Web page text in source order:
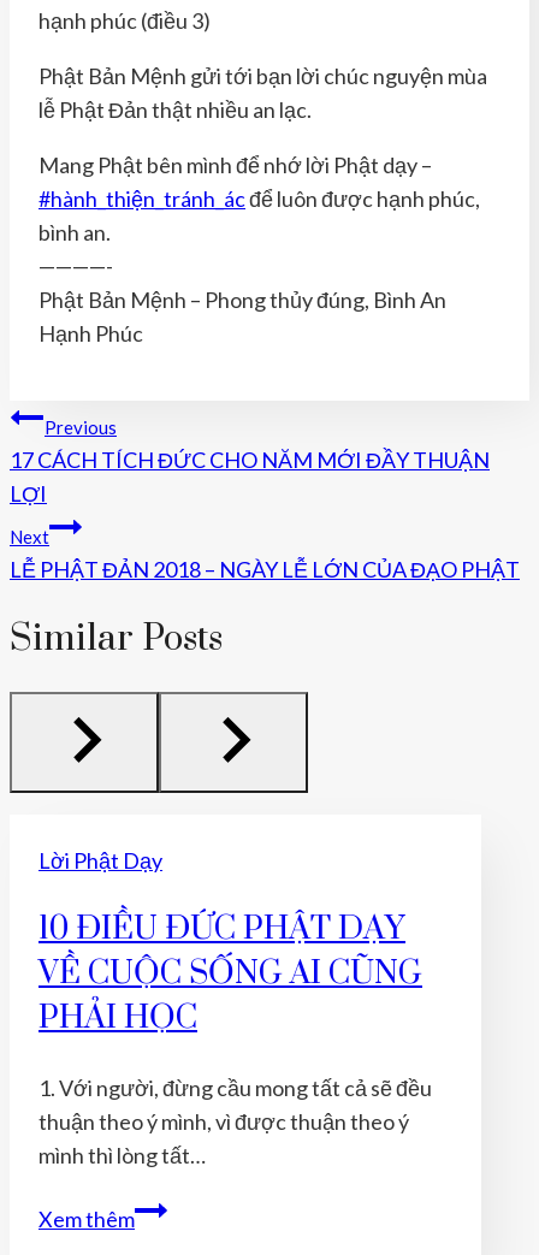
hạnh phúc (điều 3)
Phật Bản Mệnh gửi tới bạn lời chúc nguyện mùa
lễ Phật Đản thật nhiều an lạc.
Mang Phật bên mình để nhớ lời Phật dạy –
#hành_thiện_tránh_ácđể luôn được hạnh phúc,
bình an.
————-
Phật Bản Mệnh – Phong thủy đúng, Bình An
Hạnh Phúc
Điều
Hướng
Bài
Viết
Previous
17 CÁCH TÍCH ĐỨC CHO NĂM MỚI ĐẦY THUẬN
LỢI
Next
LỄ PHẬT ĐẢN 2018 – NGÀY LỄ LỚN CỦA ĐẠO PHẬT
Similar Posts
Lời Phật Dạy
10 ĐIỀU ĐỨC PHẬT DẠY
VỀ CUỘC SỐNG AI CŨNG
PHẢI HỌC
1. Với người, đừng cầu mong tất cả sẽ đều
thuận theo ý mình, vì được thuận theo ý
mình thì lòng tất…
Xem thêm10